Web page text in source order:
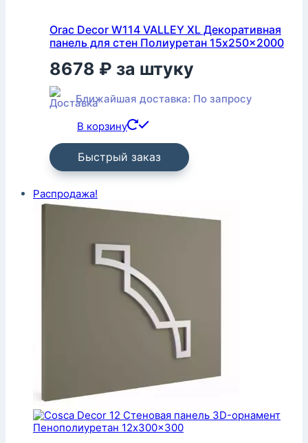
Orac Decor W114 VALLEY XL Декоративная
панель для стен Полиуретан 15x250x2000
8678 ₽ за штуку
Ближайшая доставка: По запросу
В корзину
Быстрый заказ
Распродажа!